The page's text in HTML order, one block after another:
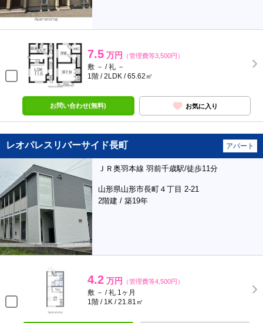
7.5 万円 （管理費等3,500円）
敷 － / 礼 －
1階 / 2LDK / 65.62㎡
お問い合わせ(無料) お気に入り
レオパレスリバーサイド長町 アパート
ＪＲ奥羽本線 羽前千歳駅/徒歩11分
山形県山形市長町４丁目 2-21
2階建 / 築19年
4.2 万円 （管理費等4,500円）
敷 － / 礼 1ヶ月
1階 / 1K / 21.81㎡